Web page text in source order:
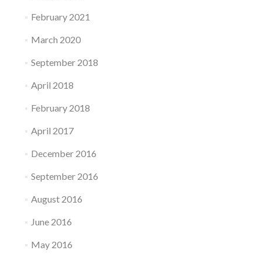
February 2021
March 2020
September 2018
April 2018
February 2018
April 2017
December 2016
September 2016
August 2016
June 2016
May 2016